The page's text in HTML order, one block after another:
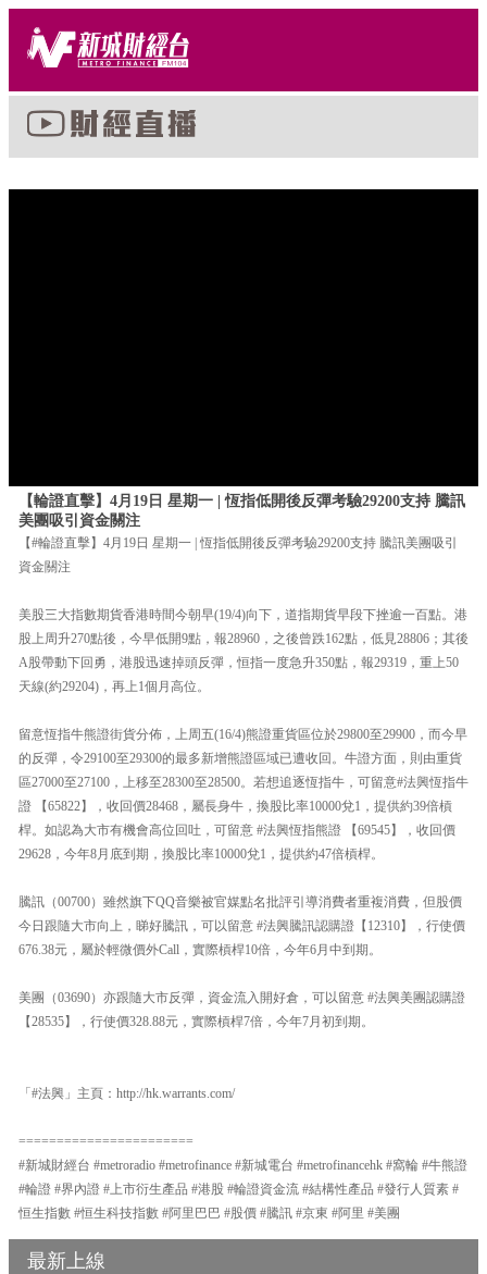
【輪證直擊】4月19日 星期一 | 恆指低開後反彈考驗29200支持 騰訊
美團吸引資金關注
【#輪證直擊】4月19日 星期一 | 恆指低開後反彈考驗29200支持 騰訊美團吸引
資金關注
美股三大指數期貨香港時間今朝早(19/4)向下，道指期貨早段下挫逾一百點。港
股上周升270點後，今早低開9點，報28960，之後曾跌162點，低見28806；其後
A股帶動下回勇，港股迅速掉頭反彈，恒指一度急升350點，報29319，重上50
天線(約29204)，再上1個月高位。
留意恆指牛熊證街貨分佈，上周五(16/4)熊證重貨區位於29800至29900，而今早
的反彈，令29100至29300的最多新增熊證區域已遭收回。牛證方面，則由重貨
區27000至27100，上移至28300至28500。若想追逐恆指牛，可留意#法興恆指牛
證 【65822】，收回價28468，屬長身牛，換股比率10000兌1，提供約39倍槓
桿。如認為大市有機會高位回吐，可留意 #法興恆指熊證 【69545】，收回價
29628，今年8月底到期，換股比率10000兌1，提供約47倍槓桿。
騰訊（00700）雖然旗下QQ音樂被官媒點名批評引導消費者重複消費，但股價
今日跟隨大市向上，睇好騰訊，可以留意 #法興騰訊認購證【12310】，行使價
676.38元，屬於輕微價外Call，實際槓桿10倍，今年6月中到期。
美團（03690）亦跟隨大市反彈，資金流入開好倉，可以留意 #法興美團認購證
【28535】，行使價328.88元，實際槓桿7倍，今年7月初到期。
「#法興」主頁：http://hk.warrants.com/
=======================
#新城財經台 #metroradio #metrofinance #新城電台 #metrofinancehk #窩輪 #牛熊證
#輪證 #界內證 #上市衍生產品 #港股 #輪證資金流 #結構性產品 #發行人質素 #
恒生指數 #恒生科技指數 #阿里巴巴 #股價 #騰訊 #京東 #阿里 #美團
最新上線